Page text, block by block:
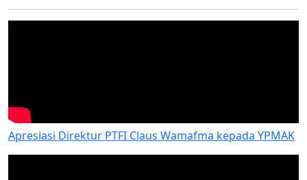
Apresiasi Direktur PTFI Claus Wamafma kepada YPMAK